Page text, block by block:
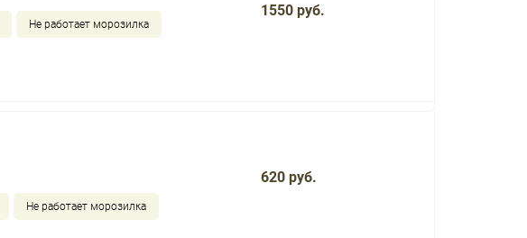
Не работает морозилка
1550 руб.
Не работает морозилка
620 руб.